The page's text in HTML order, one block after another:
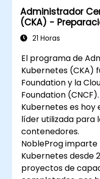
Utilizar
gestionar una
Asegurar,
Administrador
(CKA) -
21 Horas
El programa de
Kubernetes (CKA)
Foundation y la
Foundation (CNCF).
Kubernetes es
líder utilizada para
contenedores.
NobleProg
Kubernetes desde
proyectos de